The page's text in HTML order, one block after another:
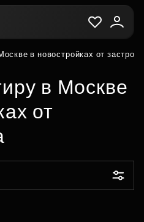
в новостройках от
в Москве
от